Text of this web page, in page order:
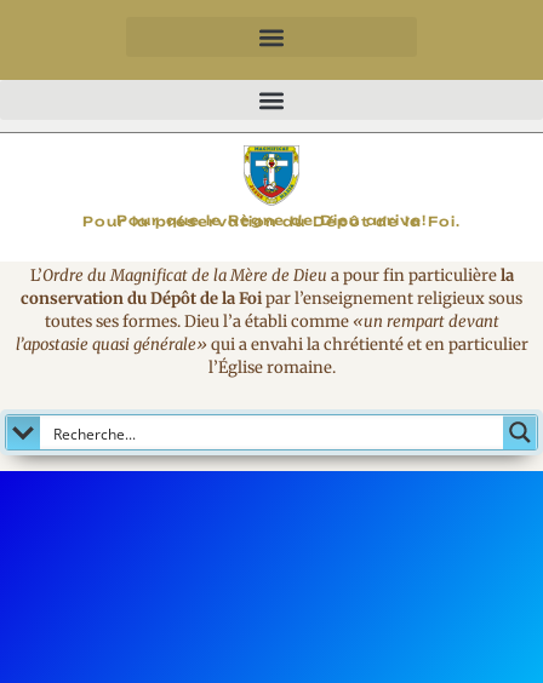
Pour la préservation du Dépôt de la Foi.
Pour que le Règne de Dieu arrive!
MAGNIFICAT
L’Ordre du Magnificat de la Mère de Dieu a pour fin particulièrela
conservation du Dépôt de la Foipar l’enseignement religieux sous
toutes ses formes. Dieu l’a établi comme«un rempart devant
l’apostasie quasi générale» qui a envahi la chrétienté et en particulier
l’Église romaine.